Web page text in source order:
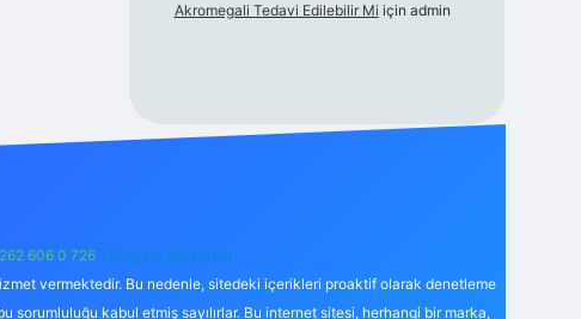
Akromegali Tedavi Edilebilir Mi için admin
606 0 726 Telegram: @karabul
vermektedir. Bu nedenle, sitedeki içerikleri proaktif olarak denetleme
kabul etmiş sayılırlar. Bu internet sitesi, herhangi bir marka,